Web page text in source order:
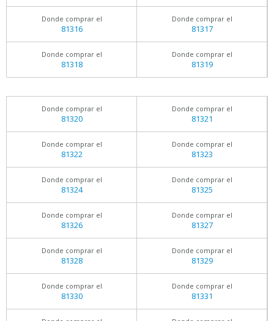
Donde comprar el
81316
Donde comprar el
81317
Donde comprar el
81318
Donde comprar el
81319
Donde comprar el
81320
Donde comprar el
81321
Donde comprar el
81322
Donde comprar el
81323
Donde comprar el
81324
Donde comprar el
81325
Donde comprar el
81326
Donde comprar el
81327
Donde comprar el
81328
Donde comprar el
81329
Donde comprar el
81330
Donde comprar el
81331